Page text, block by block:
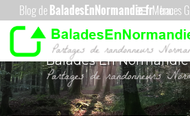
Aller
au
contenu
Menu
Balades En Normandie